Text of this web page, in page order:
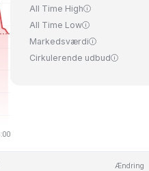
All Time High
All Time Low
Markedsværdi
Cirkulerende udbud
Ændring